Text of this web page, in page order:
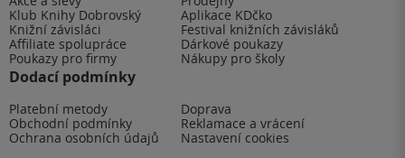
Klub Knihy Dobrovský
Aplikace KDčko
Knižní závisláci
Festival knižních závisláků
Affiliate spolupráce
Dárkové poukazy
Poukazy pro firmy
Nákupy pro školy
Dodací podmínky
Platební metody
Doprava
Obchodní podmínky
Reklamace a vrácení
Ochrana osobních údajů
Nastavení cookies